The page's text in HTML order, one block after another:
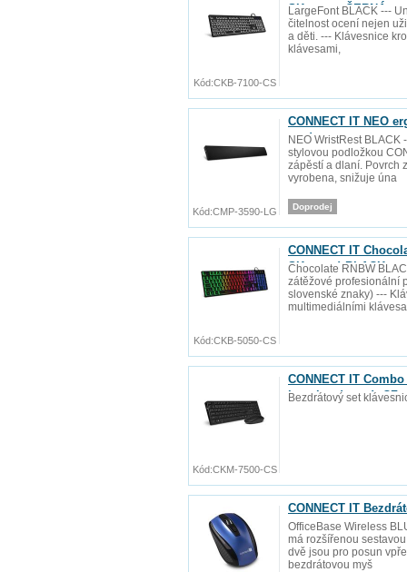
SK verze, ČERNÁ
LargeFont BLACK ---
čitelnost ocení nejen
a děti. --- Klávesnice
klávesami,
Kód:CKB-7100-CS
CONNECT IT NEO
mm)
NEO WristRest
stylovou podložkou
zápěstí a dlaní. Povrch
vyrobena, snižuje úna
Doprodej
Kód:CMP-3590-LG
CONNECT IT
SK verze) BLACK
Chocolate RNBW
zátěžové profesionální
slovenské znaky) ---
multimediálními
Kód:CKB-5050-CS
CONNECT IT
baterie zdarma), CZ
Bezdrátový set
Kód:CKM-7500-CS
CONNECT IT
OfficeBase Wireless
má rozšířenou
dvě jsou pro posun
bezdrátovou myš